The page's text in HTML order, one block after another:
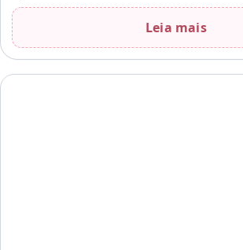
abordadas as atividades e objetivos de
conhecimento…
Leia mais